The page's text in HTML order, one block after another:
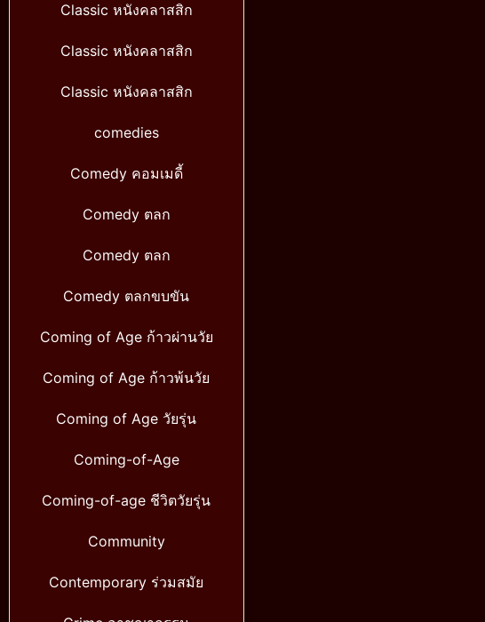
Classic หนังคลาสสิก
Classic หนังคลาสสิก
Classic หนังคลาสสิก
comedies
Comedy คอมเมดี้
Comedy ตลก
Comedy ตลก
Comedy ตลกขบขัน
Coming of Age ก้าวผ่านวัย
Coming of Age ก้าวพ้นวัย
Coming of Age วัยรุ่น
Coming-of-Age
Coming-of-age ชีวิตวัยรุ่น
Community
Contemporary ร่วมสมัย